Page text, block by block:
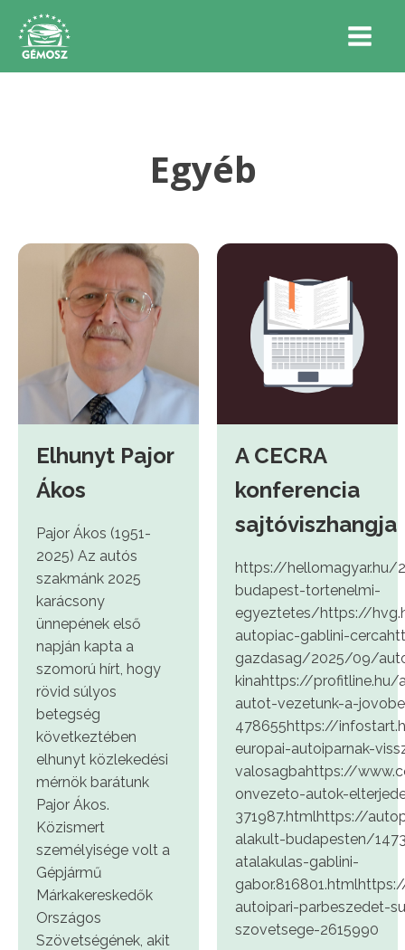
Egyéb
Elhunyt Pajor
Ákos
Pajor Ákos (1951-
2025) Az autós
szakmánk 2025
karácsony
ünnepének első
napján kapta a
szomorú hírt, hogy
rövid súlyos
betegség
következtében
elhunyt közlekedési
mérnök barátunk
Pajor Ákos.
Közismert
személyisége volt a
Gépjármű
Márkakereskedők
Országos
Szövetségének, akit
A CECRA
konferencia
sajtóviszhangja
https://hellomagyar.hu/
budapest-tortenelmi-
egyeztetes/https://
autopiac-gablini-
gazdasag/2025/09/
kinahttps://profitline.hu/
autot-vezetunk-a-
478655https://
europai-autoiparnak-
valosagbahttps://
onvezeto-autok-
371987.htmlhttps://
alakult-budapesten/
atalakulas-gablini-
autoipari-parbeszedet-
szovetsege-2615990